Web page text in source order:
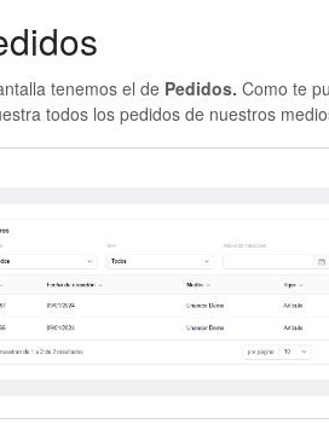
tenemos el de Pedidos. Como te
todos los pedidos de nuestros